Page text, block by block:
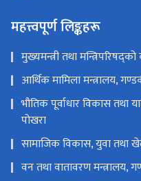
महत्त्वपूर्ण लिङ्कहरू
मुख्यमन्त्री तथा
आर्थिक मामिला मन्त्रालय,
भौतिक पूर्वाधार विकास तथा
पोखरा
सामाजिक विकास, युवा तथा
वन तथा वातावरण मन्त्रालय,